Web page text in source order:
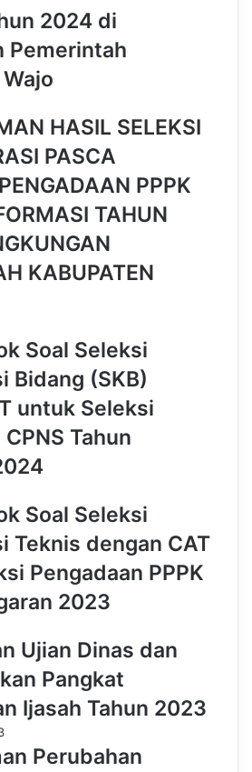
2024 di
Pemerintah
HASIL SELEKSI
PASCA
PPPK
TAHUN
KABUPATEN
Soal Seleksi
Bidang (SKB)
untuk Seleksi
Tahun
Soal Seleksi
Teknis dengan CAT
Pengadaan PPPK
2023
Ujian Dinas dan
Pangkat
Ijasah Tahun 2023
Perubahan